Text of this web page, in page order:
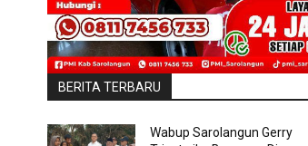
BERITA TERBARU
Wabup Sarolangun Gerry